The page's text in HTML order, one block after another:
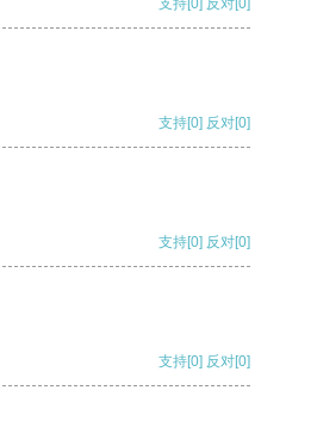
支持 [0] 反对 [0]
支持[0] 反对[0]
支持[0] 反对[0]
支持[0] 反对[0]